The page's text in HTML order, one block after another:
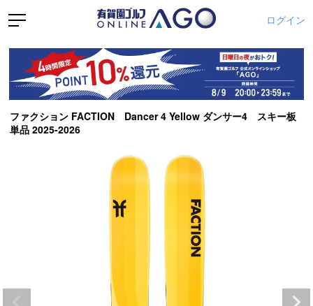
ログイン
ファクション FACTION Dancer 4 Yellow ダンサー4 スキー板
単品 2025-2026